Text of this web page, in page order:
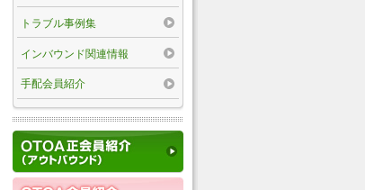
トラブル事例集
インバウンド関連情報
手配会員紹介